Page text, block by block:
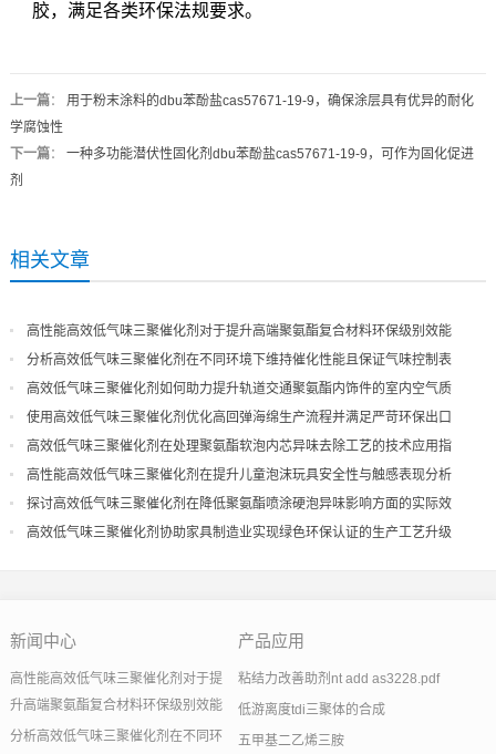
胶，满足各类环保法规要求。
上一篇： 用于粉末涂料的dbu苯酚盐cas57671-19-9，确保涂层具有优异的耐化
学腐蚀性
下一篇： 一种多功能潜伏性固化剂dbu苯酚盐cas57671-19-9，可作为固化促进
剂
相关文章
高性能高效低气味三聚催化剂对于提升高端聚氨酯复合材料环保级别效能
分析高效低气味三聚催化剂在不同环境下维持催化性能且保证气味控制表
现
高效低气味三聚催化剂如何助力提升轨道交通聚氨酯内饰件的室内空气质
量
使用高效低气味三聚催化剂优化高回弹海绵生产流程并满足严苛环保出口
高效低气味三聚催化剂在处理聚氨酯软泡内芯异味去除工艺的技术应用指
导
高性能高效低气味三聚催化剂在提升儿童泡沫玩具安全性与触感表现分析
探讨高效低气味三聚催化剂在降低聚氨酯喷涂硬泡异味影响方面的实际效
果
高效低气味三聚催化剂协助家具制造业实现绿色环保认证的生产工艺升级
新闻中心
高性能高效低气味三聚催化剂对于提
升高端聚氨酯复合材料环保级别效能
分析高效低气味三聚催化剂在不同环
产品应用
粘结力改善助剂nt add as3228.pdf
低游离度tdi三聚体的合成
五甲基二乙烯三胺